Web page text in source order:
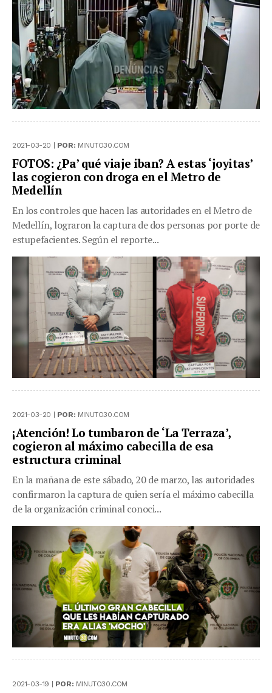
2021-03-20 | POR: MINUTO30.COM
FOTOS: ¿Pa’ qué viaje iban? A estas ‘joyitas’
las cogieron con droga en el Metro de
Medellín
En los controles que hacen las autoridades en el Metro de
Medellín, lograron la captura de dos personas por porte de
estupefacientes. Según el reporte...
2021-03-20 | POR: MINUTO30.COM
¡Atención! Lo tumbaron de ‘La Terraza’,
cogieron al máximo cabecilla de esa
estructura criminal
En la mañana de este sábado, 20 de marzo, las autoridades
confirmaron la captura de quien sería el máximo cabecilla
de la organización criminal conoci...
2021-03-19 | POR: MINUTO30.COM